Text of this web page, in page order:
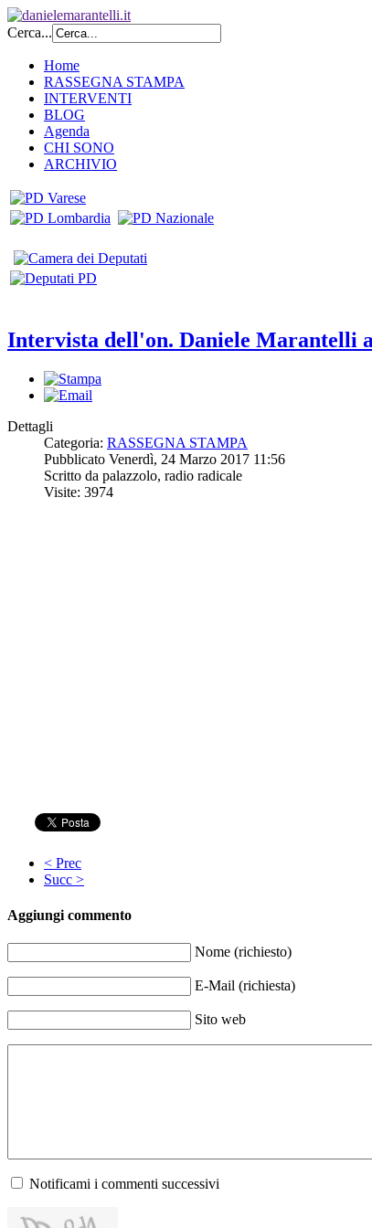
Cerca...
Home
RASSEGNA STAMPA
INTERVENTI
BLOG
Agenda
CHI SONO
ARCHIVIO
Intervista dell'on. Daniele Marantelli
Dettagli
Categoria: RASSEGNA STAMPA
Pubblicato Venerdì, 24 Marzo 2017 11:56
Scritto da palazzolo, radio radicale
Visite: 3974
< Prec
Succ >
Aggiungi commento
Nome (richiesto)
E-Mail (richiesta)
Sito web
Notificami i commenti successivi